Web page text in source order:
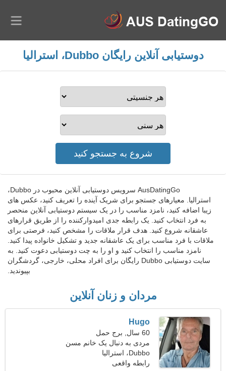
دوستیابی آنلاین رایگان Dubbo، استرالیا
AusDatingGo سرویس دوستیابی آنلاین محبوب در Dubbo،
استرالیا. معیارهای جستجو برای شریک آینده را تعریف کنید، عکس های
زیبا اضافه کنید، نامزد مناسب را در یک سیستم دوستیابی آنلاین منحصر
به فرد انتخاب کنید. یک رابطه جدی امیدوارکننده را از طریق قرارهای
عاشقانه شروع کنید. هدف قرار ملاقات را مشخص کنید، فرصتی برای
ملاقات با فرد مناسب برای یک عاشقانه جدید و تشکیل خانواده پیدا کنید.
نامزد مناسب را انتخاب کنید و او را به چت دوستیابی دعوت کنید. به
سایت دوستیابی Dubbo رایگان برای افراد محلی، خارجی، گردشگران
بپیوندید.
مردان و زنان آنلاین
Hugo
60 سال, برج حمل
مردی به دنبال یک خانم مسن
50-58
Dubbo، استرالیا
رابطه واقعی